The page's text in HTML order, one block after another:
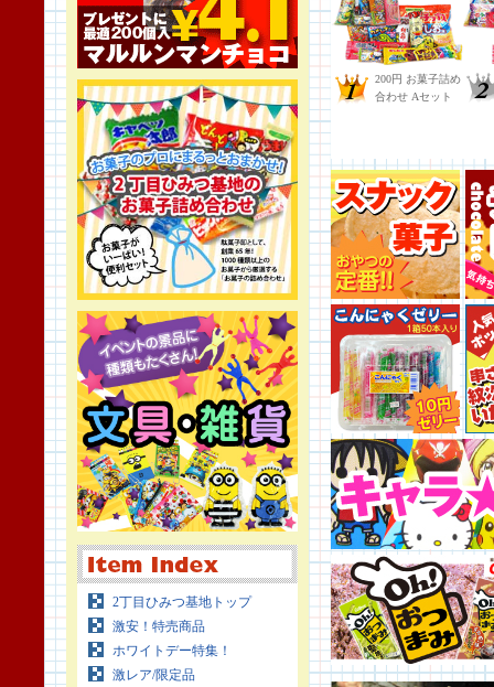
2丁目ひみつ基地トップ
激安！特売商品
ホワイトデー特集！
激レア/限定品